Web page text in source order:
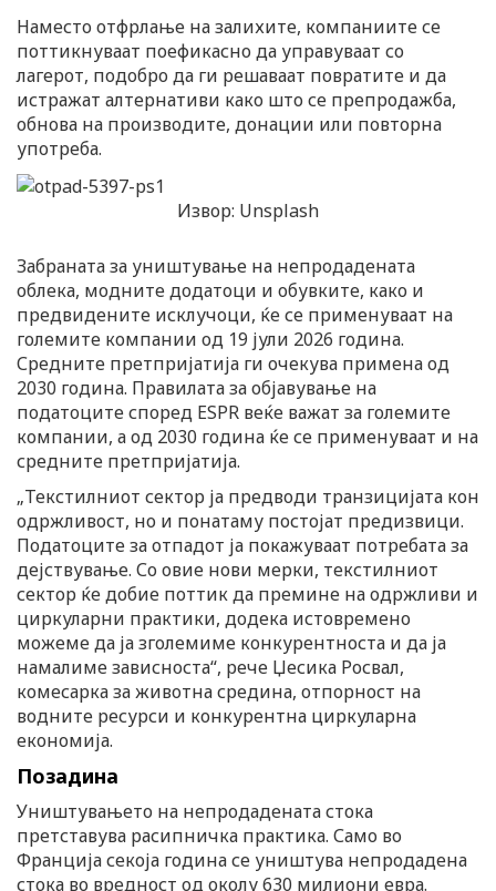
Наместо отфрлање на залихите, компаниите се
поттикнуваат поефикасно да управуваат со
лагерот, подобро да ги решаваат повратите и да
истражат алтернативи како што се препродажба,
обнова на производите, донации или повторна
употреба.
Извор: Unsplash
Забраната за уништување на непродадената
облека, модните додатоци и обувките, како и
предвидените исклучоци, ќе се применуваат на
големите компании од 19 јули 2026 година.
Средните претпријатија ги очекува примена од
2030 година. Правилата за објавување на
податоците според ESPR веќе важат за големите
компании, а од 2030 година ќе се применуваат и на
средните претпријатија.
„Текстилниот сектор ја предводи транзицијата кон
одржливост, но и понатаму постојат предизвици.
Податоците за отпадот ја покажуваат потребата за
дејствување. Со овие нови мерки, текстилниот
сектор ќе добие поттик да премине на одржливи и
циркуларни практики, додека истовремено
можеме да ја зголемиме конкурентноста и да ја
намалиме зависноста“, рече Џесика Росвал,
комесарка за животна средина, отпорност на
водните ресурси и конкурентна циркуларна
економија.
Позадина
Уништувањето на непродадената стока
претставува расипничка практика. Само во
Франција секоја година се уништува непродадена
стока во вредност од околу 630 милиони евра.